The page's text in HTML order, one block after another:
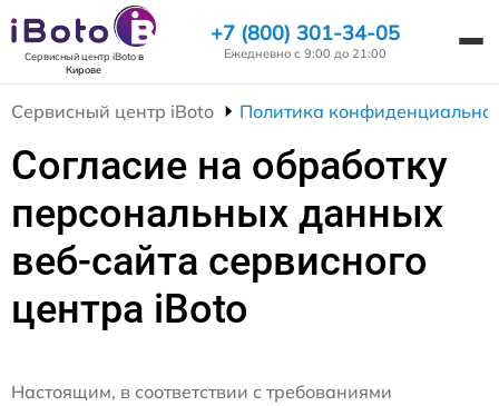
Сервисный центр iBotoв
Кирове
+7 (800) 301-34-05
Ежедневно с 9:00 до 21:00
Сервисный центр iBoto Политика
Согласие на обработку
персональных данных
веб-сайта сервисного
центра iBoto
Настоящим, в соответствии с требованиями